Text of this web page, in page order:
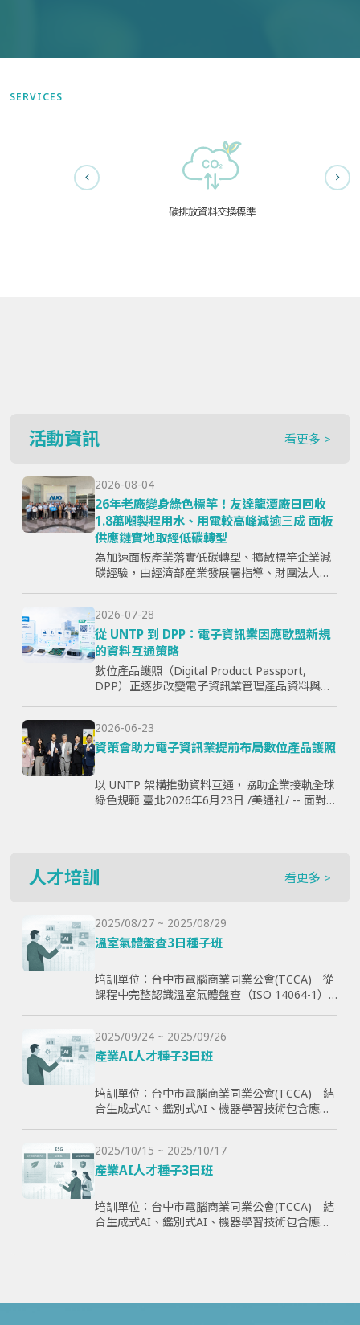
SERVICES
碳排放資料交換標準
活動資訊 看更多 >
2026-08-04
26年老廠變身綠色標竿！友達龍潭廠日回收
1.8萬噸製程用水、用電較高峰減逾三成 面板
供應鏈實地取經低碳轉型
為加速面板產業落實低碳轉型、擴散標竿企業減
碳經驗，由經濟部產業發展署指導、財團法人資
成果交流活動」，7月15日於...
2026-07-28
從 UNTP 到 DPP：電子資訊業因應歐盟新規
的資料互通策略
數位產品護照（Digital Product Passport,
DPP）正逐步改變電子資訊業管理產品資料與供
購、製...
2026-06-23
資策會助力電子資訊業提前布局數位產品護照
以 UNTP 架構推動資料互通，協助企業接軌全球
綠色規範 臺北2026年6月23日 /美通社/ -- 面對歐
人才培訓 看更多 >
2025/08/27 ~ 2025/08/29
溫室氣體盤查3日種子班
培訓單位：台中市電腦商業同業公會(TCCA) 從
課程中完整認識溫室氣體盤查（ISO 14064-1）
幫助學員更好了解ESG與碳排放管理的實際應
用，提高企業實現減碳目標。
2025/09/24 ~ 2025/09/26
產業AI人才種子3日班
培訓單位：台中市電腦商業同業公會(TCCA) 結
合生成式AI、鑑別式AI、機器學習技術包含應用
力。
2025/10/15 ~ 2025/10/17
產業AI人才種子3日班
培訓單位：台中市電腦商業同業公會(TCCA) 結
合生成式AI、鑑別式AI、機器學習技術包含應用